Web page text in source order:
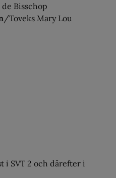
Bisschop
/Toveks Mary Lou
i SVT 2 och därefter i